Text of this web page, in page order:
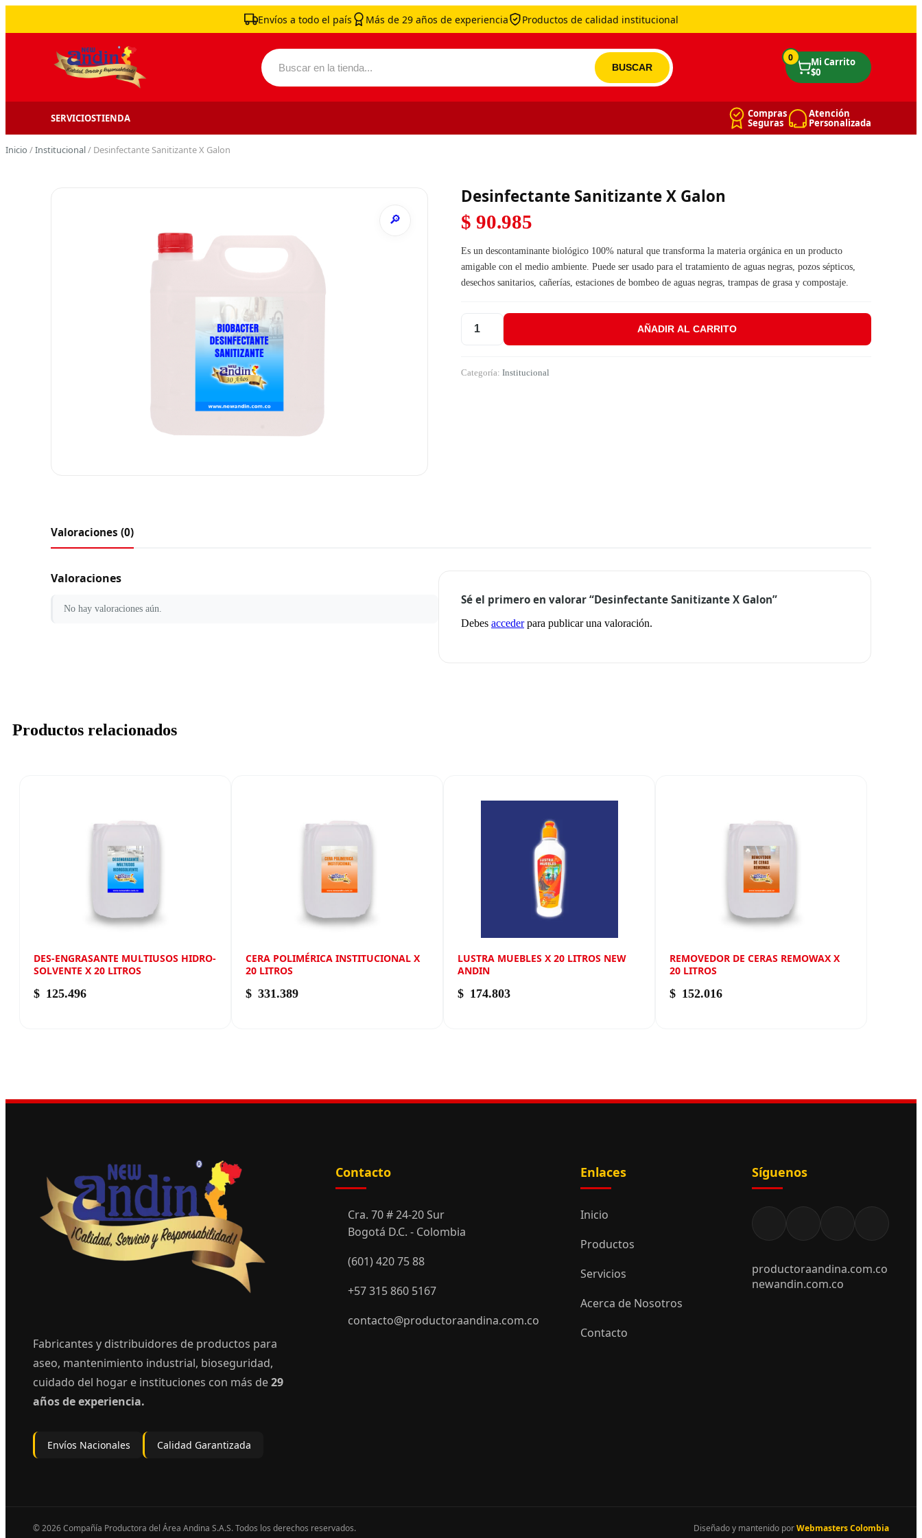
Envíos a todo el país Más de 29 años de experiencia Productos de calidad institucional
Buscar por: 0
SERVICIOSTIENDA Compras
Seguras
Atención
Personalizada
Inicio /Institucional/ Desinfectante Sanitizante X Galon
Desinfectante Sanitizante X Galon
$ 90.985
Es un descontaminante biológico 100% natural que transforma la materia orgánica en un producto
amigable con el medio ambiente. Puede ser usado para el tratamiento de aguas negras, pozos sépticos,
desechos sanitarios, cañerías, estaciones de bombeo de aguas negras, trampas de grasa y compostaje.
Desinfectante Sanitizante X Galon cantidadAÑADIR AL CARRITO
Categoría: Institucional
Valoraciones (0)
Valoraciones
No hay valoraciones aún.
Sé el primero en valorar “Desinfectante Sanitizante X Galon”
Debes accederpara publicar una valoración.
Productos relacionados
DES-ENGRASANTE MULTIUSOS HIDRO-
SOLVENTE X 20 LITROS
$ 125.496
CERA POLIMÉRICA INSTITUCIONAL X
20 LITROS
$ 331.389
LUSTRA MUEBLES X 20 LITROS NEW
ANDIN
$ 174.803
REMOVEDOR DE CERAS REMOWAX X
20 LITROS
$ 152.016
Fabricantes y distribuidores de productos para
aseo, mantenimiento industrial, bioseguridad,
cuidado del hogar e instituciones con más de29
años de experiencia.
Envíos Nacionales Calidad Garantizada
Contacto
Cra. 70 # 24-20 Sur
Bogotá D.C. - Colombia
(601) 420 75 88
+57 315 860 5167
contacto@productoraandina.com.co
Enlaces
Inicio
Productos
Servicios
Acerca de Nosotros
Contacto
Síguenos
productoraandina.com.co
newandin.com.co
© 2026 Compañía Productora del Área Andina S.A.S. Todos los derechos reservados. Diseñado y mantenido porWebmasters Colombia